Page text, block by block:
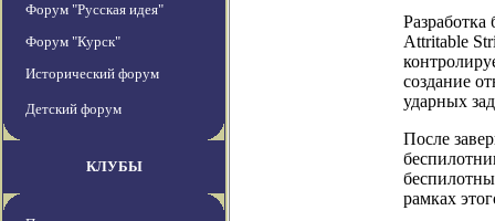
Форум "Русская идея"
Форум "Курск"
Исторический форум
Детский форум
КЛУБЫ
Attritable
создание
ударных
После
рамках